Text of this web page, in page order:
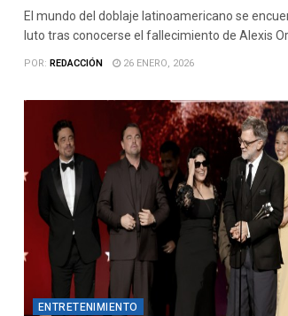
El mundo del doblaje latinoamericano se
luto tras conocerse el fallecimiento de Alexis
POR: REDACCIÓN 26 ENERO, 2026
ENTRETENIMIENTO